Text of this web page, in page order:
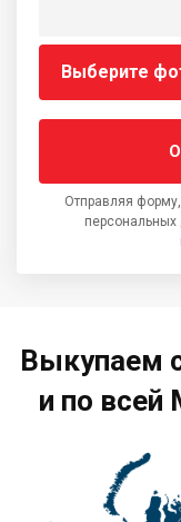
Выберите
Отправляя
Выкупаем
и по всей